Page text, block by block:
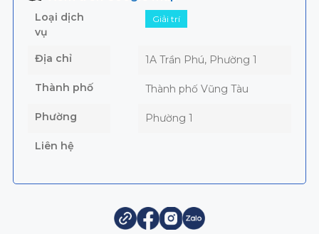
Loại dịch
vụ
Giải trí
Địa chỉ 1A Trần Phú, Phường 1
Thành phố Thành phố Vũng Tàu
Phường Phường 1
Liên hệ